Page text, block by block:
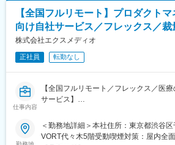
【全国フルリモート】プロダクト
向け自社サービス／フレックス／
株式会社エクスメディオ
正社員 転勤なし
仕事内容
【全国フルリモート／フレックス／医
サービス】
■担当業務
「ヒポクラ」という医師専用のWebサー
ジャーをお任せします。
＜勤務地詳細＞本社住所：東京都渋谷
VORT代々木5階受動喫煙対策：屋内全